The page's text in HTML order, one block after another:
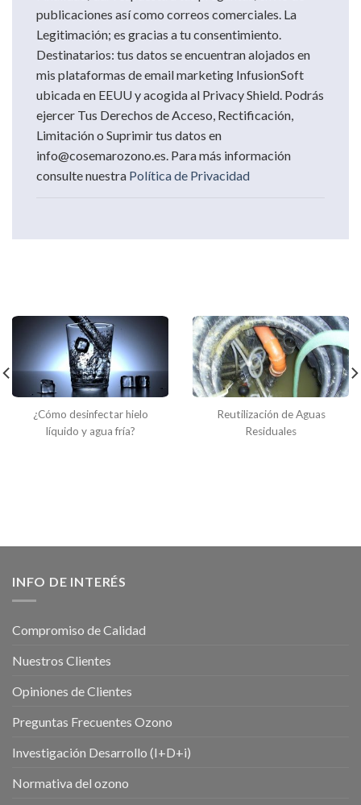
publicaciones así como correos comerciales. La
Legitimación; es gracias a tu consentimiento.
Destinatarios: tus datos se encuentran alojados en
mis plataformas de email marketing InfusionSoft
ubicada en EEUU y acogida al Privacy Shield. Podrás
ejercer Tus Derechos de Acceso, Rectificación,
Limitación o Suprimir tus datos en
info@cosemarozono.es. Para más información
consulte nuestra Política de Privacidad
¿Cómo desinfectar hielo
líquido y agua fría?
Reutilización de Aguas
Residuales
INFO DE INTERÉS
Compromiso de Calidad
Nuestros Clientes
Opiniones de Clientes
Preguntas Frecuentes Ozono
Investigación Desarrollo (I+D+i)
Normativa del ozono